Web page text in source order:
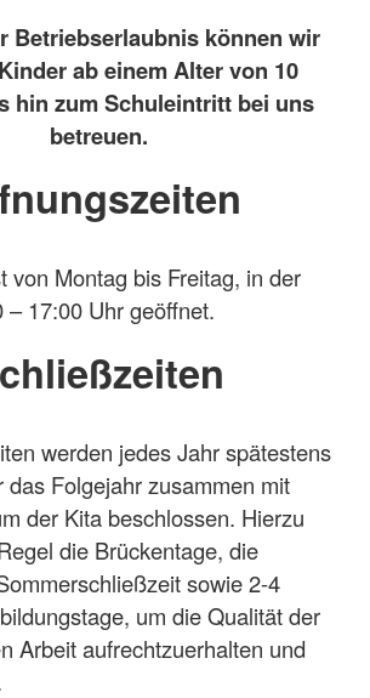
Betriebserlaubnis können wir
ab einem Alter von 10
hin zum Schuleintritt bei uns
betreuen.
von Montag bis Freitag, in der
– 17:00 Uhr geöffnet.
werden jedes Jahr spätestens
das Folgejahr zusammen mit
der Kita beschlossen. Hierzu
die Brückentage, die
sowie 2-4
um die Qualität der
Arbeit aufrechtzuerhalten und